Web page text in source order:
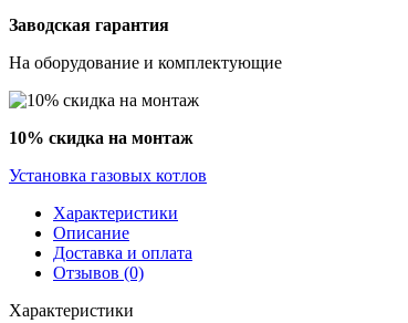
Заводская гарантия
На оборудование и комплектующие
10% скидка на монтаж
Установка газовых котлов
Характеристики
Описание
Доставка и оплата
Отзывов (0)
Характеристики